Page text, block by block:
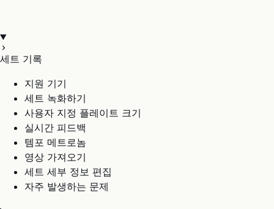
세트 기록
지원 기기
세트 녹화하기
사용자 지정 플레이트 크기
실시간 피드백
템포 메트로놈
영상 가져오기
세트 세부 정보 편집
자주 발생하는 문제